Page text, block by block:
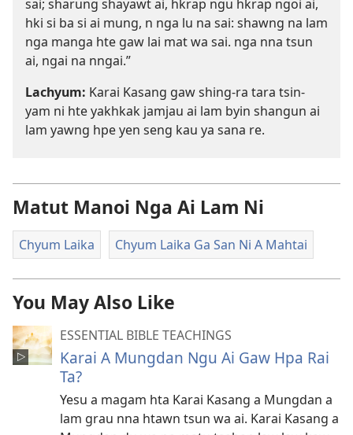
sai; sharung shayawt ai, hkrap ngu hkrap ngoi ai,
hki si ba si ai mung, n nga lu na sai: shawng na lam
nga manga hte gaw lai mat wa sai. nga nna tsun
ai, ngai na nngai.”
Lachyum: Karai Kasang gaw shing-ra tara tsin-
yam ni hte yakhkak jamjau ai lam byin shangun ai
lam yawng hpe yen seng kau ya sana re.
Matut Manoi Nga Ai Lam Ni
Chyum Laika Chyum Laika Ga San Ni A Mahtai
You May Also Like
ESSENTIAL BIBLE TEACHINGS
Karai A Mungdan Ngu Ai Gaw Hpa Rai
Ta?
Yesu a magam hta Karai Kasang a Mungdan a
lam grau nna htawn tsun wa ai. Karai Kasang a